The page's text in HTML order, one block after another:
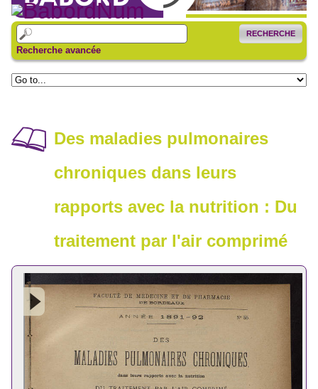
RECHERCHE
Recherche avancée
Des maladies pulmonaires
chroniques dans leurs
rapports avec la nutrition : Du
traitement par l'air comprimé